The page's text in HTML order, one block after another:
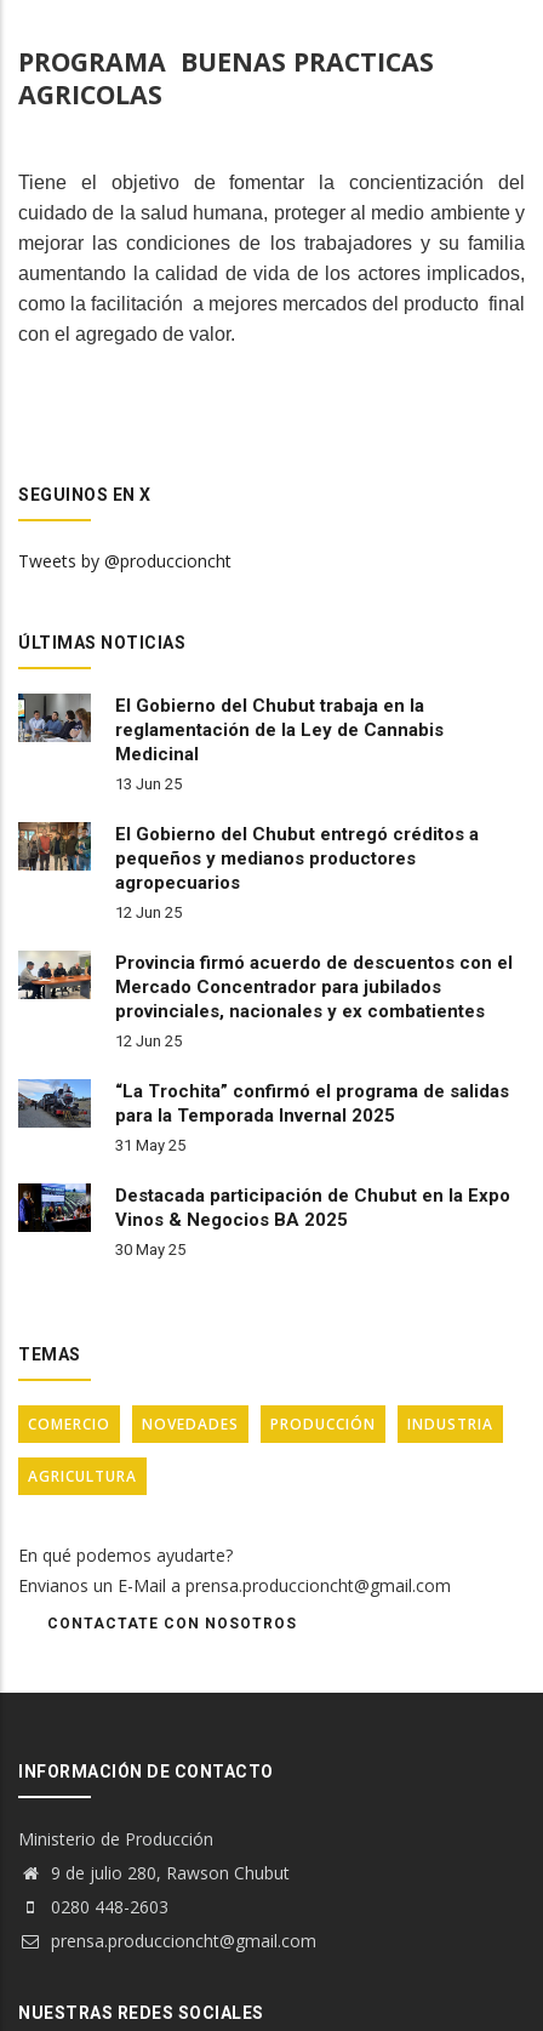
PROGRAMA BUENAS PRACTICAS
AGRICOLAS
Tiene el objetivo de fomentar la concientización del
cuidado de la salud humana, proteger al medio ambiente y
mejorar las condiciones de los trabajadores y su familia
aumentando la calidad de vida de los actores implicados,
como la facilitación a mejores mercados del producto final
con el agregado de valor.
SEGUINOS EN X
Tweets by @produccioncht
ÚLTIMAS NOTICIAS
El Gobierno del Chubut trabaja en la
reglamentación de la Ley de Cannabis
Medicinal
13 Jun 25
El Gobierno del Chubut entregó créditos a
pequeños y medianos productores
agropecuarios
12 Jun 25
Provincia firmó acuerdo de descuentos con el
Mercado Concentrador para jubilados
provinciales, nacionales y ex combatientes
12 Jun 25
“La Trochita” confirmó el programa de salidas
para la Temporada Invernal 2025
31 May 25
Destacada participación de Chubut en la Expo
Vinos & Negocios BA 2025
30 May 25
TEMAS
COMERCIO NOVEDADES PRODUCCIÓN INDUSTRIA
AGRICULTURA
En qué podemos ayudarte?
Envianos un E-Mail a prensa.produccioncht@gmail.com
CONTACTATE CON NOSOTROS
INFORMACIÓN DE CONTACTO
Ministerio de Producción
9 de julio 280, Rawson Chubut
0280 448-2603
prensa.produccioncht@gmail.com
NUESTRAS REDES SOCIALES